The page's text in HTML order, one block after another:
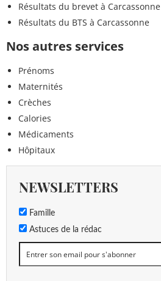
Résultats du brevet à Carcassonne
Résultats du BTS à Carcassonne
Nos autres services
Prénoms
Maternités
Crèches
Calories
Médicaments
Hôpitaux
NEWSLETTERS
Famille
Astuces de la rédac